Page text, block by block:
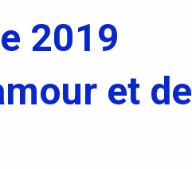
2019
et de